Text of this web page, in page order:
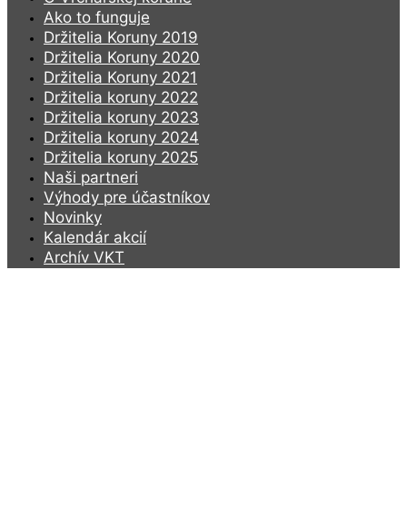
Ako to funguje
Držitelia Koruny 2019
Držitelia Koruny 2020
Držitelia Koruny 2021
Držitelia koruny 2022
Držitelia koruny 2023
Držitelia koruny 2024
Držitelia koruny 2025
Naši partneri
Výhody pre účastníkov
Novinky
Kalendár akcií
Archív VKT